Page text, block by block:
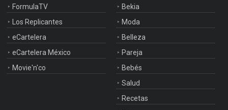
FormulaTV
Los Replicantes
eCartelera
eCartelera México
Movie'n'co
Bekia
Moda
Belleza
Pareja
Bebés
Salud
Recetas